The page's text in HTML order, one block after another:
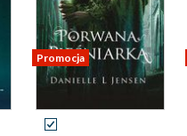
Promocja